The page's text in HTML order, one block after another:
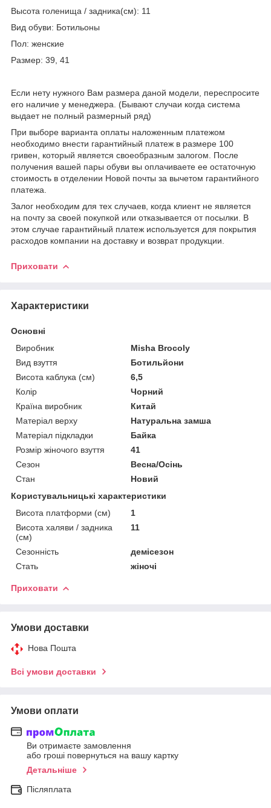
Высота голенища / задника(см): 11
Вид обуви: Ботильоны
Пол: женские
Размер: 39, 41
Если нету нужного Вам размера даной модели, переспросите
его наличие у менеджера. (Бывают случаи когда система
выдает не полный размерный ряд)
При выборе варианта оплаты наложенным платежом
необходимо внести гарантийный платеж в размере 100
гривен, который является своеобразным залогом. После
получения вашей пары обуви вы оплачиваете ее остаточную
стоимость в отделении Новой почты за вычетом гарантийного
платежа.
Залог необходим для тех случаев, когда клиент не является
на почту за своей покупкой или отказывается от посылки. В
этом случае гарантийный платеж используется для покрытия
расходов компании на доставку и возврат продукции.
Приховати
Характеристики
Основні
Виробник
Misha Brocoly
Вид взуття
Ботильйони
Висота каблука (см)
6,5
Колір
Чорний
Країна виробник
Китай
Матеріал верху
Натуральна замша
Матеріал підкладки
Байка
Розмір жіночого взуття
41
Сезон
Весна/Осінь
Стан
Новий
Користувальницькі характеристики
Висота платформи (см)
1
Висота халяви / задника
(см)
11
Сезонність
демісезон
Стать
жіночі
Приховати
Умови доставки
Нова Пошта
Всі умови доставки
Умови оплати
Ви отримаєте замовлення
або гроші повернуться на вашу картку
Детальніше
Післяплата